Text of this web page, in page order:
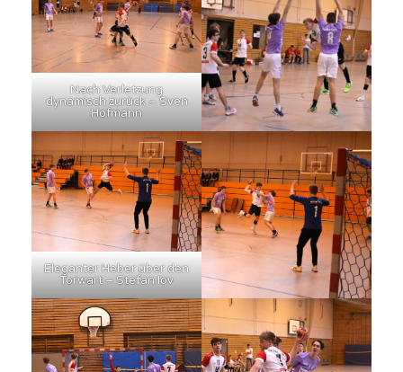
Nach Verletzung
dynamisch zurück – Sven
Hofmann
Eleganter Heber über den
Torwart – Stefan Iov